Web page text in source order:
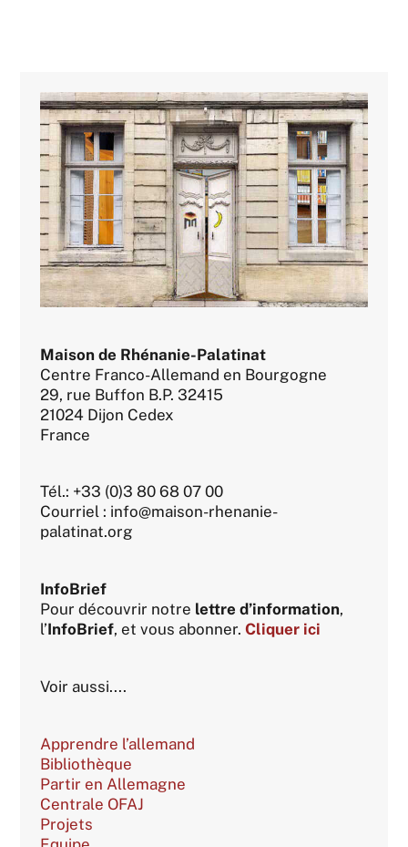
Maison de Rhénanie-Palatinat
Centre Franco-Allemand en Bourgogne
29, rue Buffon B.P. 32415
21024 Dijon Cedex
France
Tél.: +33 (0)3 80 68 07 00
Courriel : info@maison-rhenanie-
palatinat.org
InfoBrief
Pour découvrir notre lettre d’information,
l’InfoBrief, et vous abonner.Cliquer ici
Voir aussi....
Apprendre l’allemand
Bibliothèque
Partir en Allemagne
Centrale OFAJ
Projets